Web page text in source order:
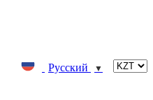
Русский
▼